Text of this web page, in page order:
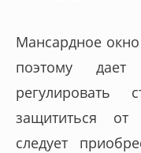
Мансардное окно
поэтому
регулировать
защититься
следует